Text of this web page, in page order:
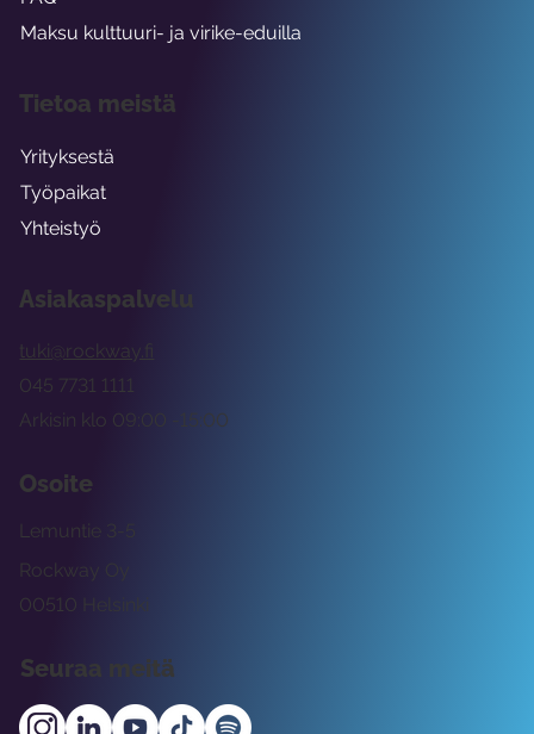
Asiakaspalvelu
tuki@rockway.fi
Arkisin klo 09:00 -15:00
045 7731 1111
Osoite
Rockway Oy
Lemuntie 3-5
00510 Helsinki
Seuraa meitä
Maksu kulttuuri- ja virike-eduilla
Tietoa meistä
Yrityksestä
Työpaikat
Yhteistyö